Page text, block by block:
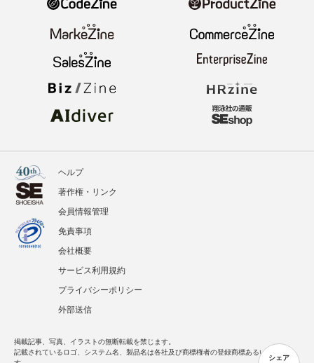
シェア
ニュース 記事
イベント BOOKS
ヘルプ
会員情報管理